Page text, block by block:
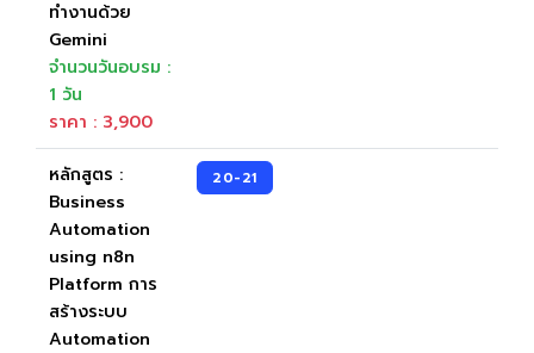
ทำงานด้วย
Gemini
จำนวนวันอบรม :
1 วัน
ราคา : 3,900
หลักสูตร :
Business
Automation
using n8n
Platform การ
สร้างระบบ
Automation
20-21